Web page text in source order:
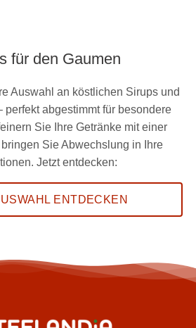
für den Gaumen
Auswahl an köstlichen Sirups und
perfekt abgestimmt für besondere
Sie Ihre Getränke mit einer
Sie Abwechslung in Ihre
Jetzt entdecken:
ENTDECKEN